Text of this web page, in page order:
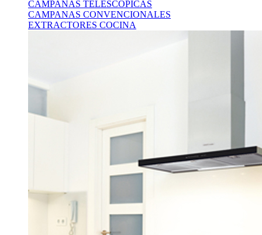
CAMPANAS TELESCOPICAS
CAMPANAS CONVENCIONALES
EXTRACTORES COCINA